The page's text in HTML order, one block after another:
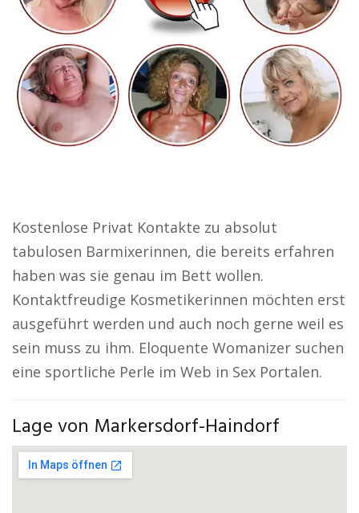
Kostenlose Privat Kontakte zu absolut
tabulosen Barmixerinnen, die bereits erfahren
haben was sie genau im Bett wollen.
Kontaktfreudige Kosmetikerinnen möchten erst
ausgeführt werden und auch noch gerne weil es
sein muss zu ihm. Eloquente Womanizer suchen
eine sportliche Perle im Web in Sex Portalen.
Lage von Markersdorf-Haindorf